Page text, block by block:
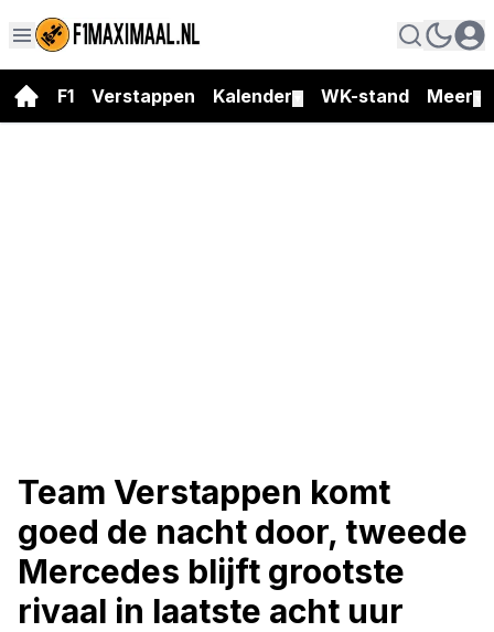
F1 Verstappen Kalender WK-stand Meer
Team Verstappen komt
goed de nacht door, tweede
Mercedes blijft grootste
rivaal in laatste acht uur